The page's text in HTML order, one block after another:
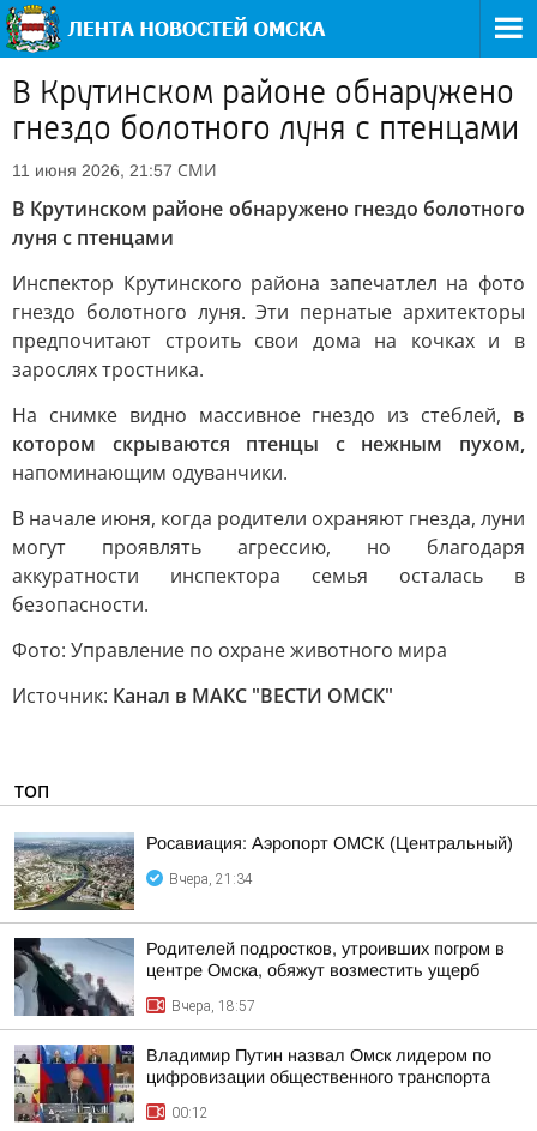
В Крутинском районе обнаружено
гнездо болотного луня с птенцами
11 июня 2026, 21:57 СМИ
В Крутинском районе обнаружено гнездо болотного
луня с птенцами
Инспектор Крутинского района запечатлел на фото
гнездо болотного луня. Эти пернатые архитекторы
предпочитают строить свои дома на кочках и в
зарослях тростника.
На снимке видно массивное гнездо из стеблей, в
котором скрываются птенцы с нежным пухом,
напоминающим одуванчики.
В начале июня, когда родители охраняют гнезда, луни
могут проявлять агрессию, но благодаря
аккуратности инспектора семья осталась в
безопасности.
Фото: Управление по охране животного мира
Источник: Канал в МАКС "ВЕСТИ ОМСК"
ТОП
Росавиация: Аэропорт ОМСК (Центральный)
Вчера, 21:34
Родителей подростков, утроивших погром в
центре Омска, обяжут возместить ущерб
Вчера, 18:57
Владимир Путин назвал Омск лидером по
цифровизации общественного транспорта
00:12